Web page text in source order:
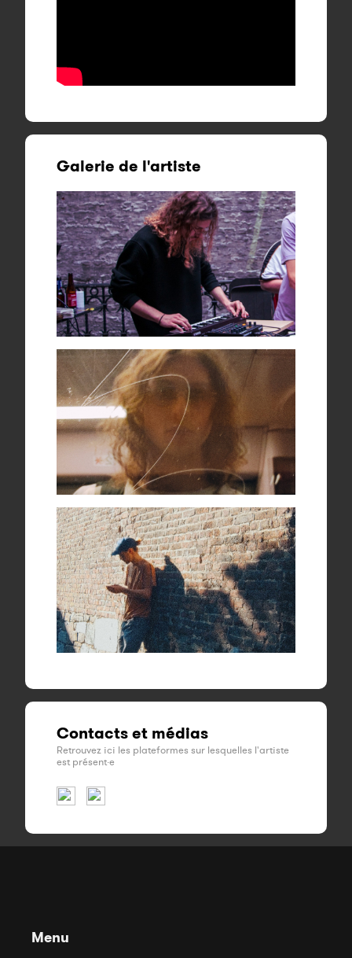
Galerie de l'artiste
Contacts et médias
Retrouvez ici les plateformes sur lesquelles l'artiste
est présent·e
Menu